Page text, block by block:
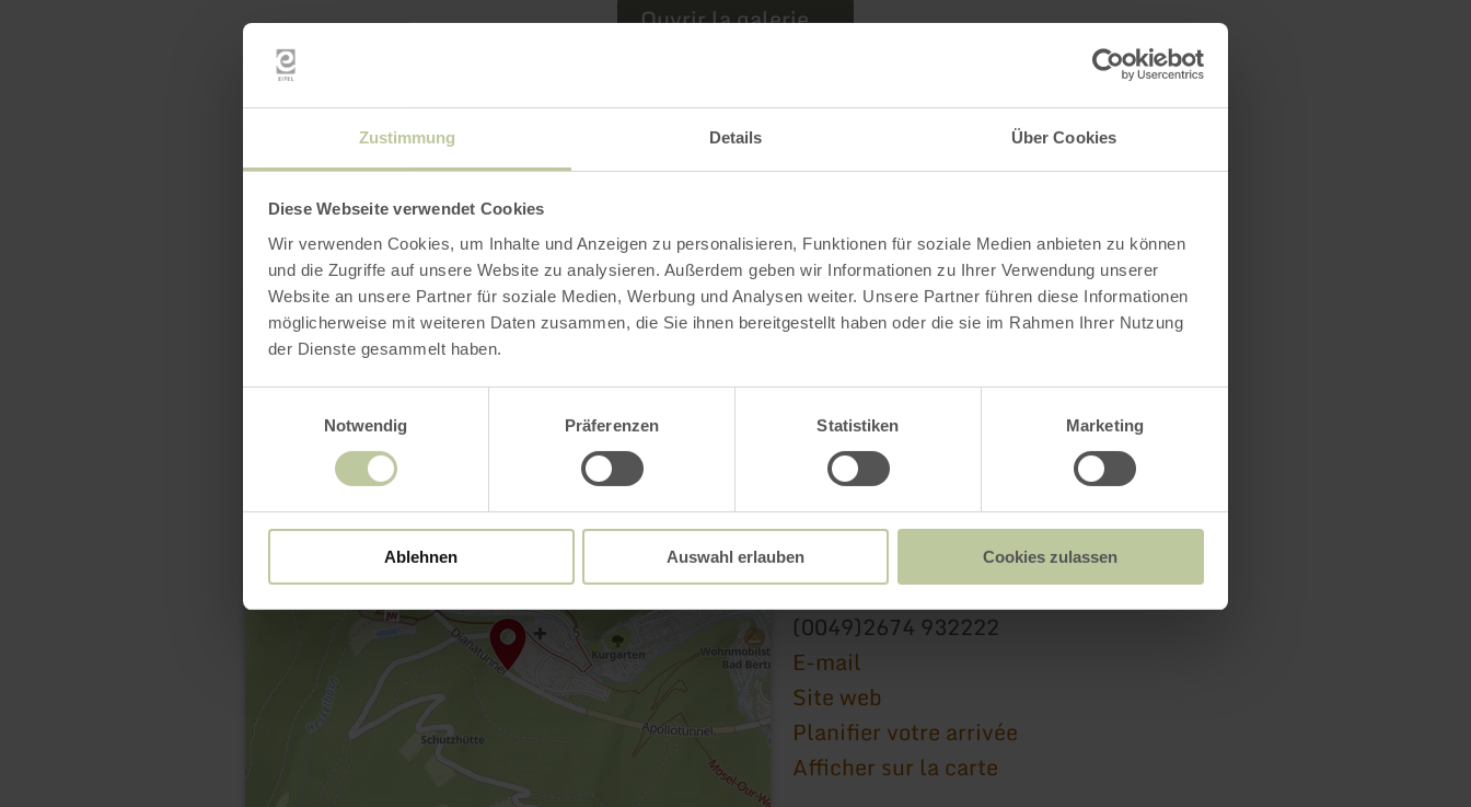
Zustimmung Details Über Cookies
Diese Webseite verwendet Cookies
Wir verwenden Cookies, um Inhalte und Anzeigen zu personalisieren, Funktionen für soziale Medien anbieten zu können
und die Zugriffe auf unsere Website zu analysieren. Außerdem geben wir Informationen zu Ihrer Verwendung unserer
Website an unsere Partner für soziale Medien, Werbung und Analysen weiter. Unsere Partner führen diese Informationen
möglicherweise mit weiteren Daten zusammen, die Sie ihnen bereitgestellt haben oder die sie im Rahmen Ihrer Nutzung
der Dienste gesammelt haben.
Notwendig
Präferenzen Statistiken Marketing
Ablehnen Auswahl erlauben Cookies zulassen
Ouvrir la galerie
Contact
Kurfürstliches Schlößchen
Kurfürstenstr. 32 a
56864 Bad Bertrich
(0049)2674 932222
E-mail
Site web
Planifier votre arrivée
Afficher sur la carte